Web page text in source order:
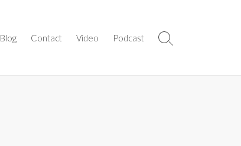
Blog Contact Video Podcast
Search